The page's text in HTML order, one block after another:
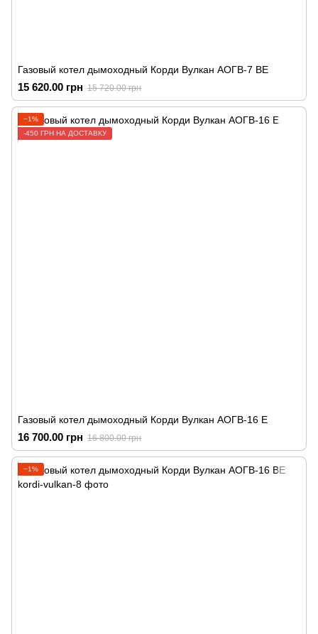
Газовый котел дымоходный Корди Вулкан АОГВ-7 ВЕ
15 620.00 грн 15 720.00 грн
−1%
-450 ГРН НА ДОСТАВКУ
Газовый котел дымоходный Корди Вулкан АОГВ-16 Е
16 700.00 грн 16 800.00 грн
−1%